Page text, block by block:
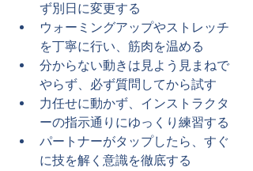
ず別日に変更する
ウォーミングアップやストレッチ
を丁寧に行い、筋肉を温める
分からない動きは見よう見まねで
やらず、必ず質問してから試す
力任せに動かず、インストラクタ
ーの指示通りにゆっくり練習する
パートナーがタップしたら、すぐ
に技を解く意識を徹底する